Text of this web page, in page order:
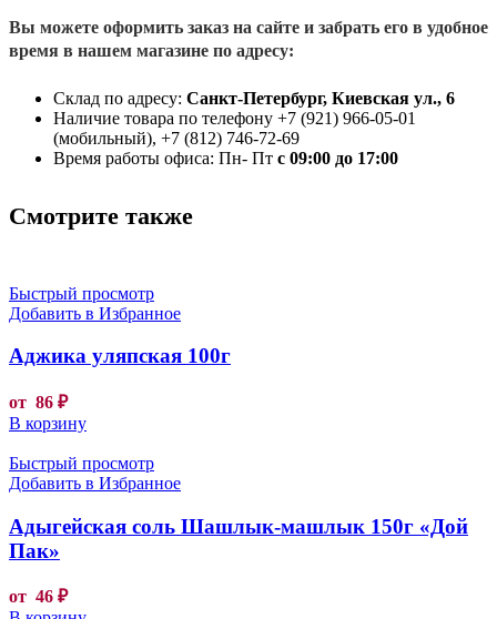
Вы можете оформить заказ на сайте и забрать его в удобное
время в нашем магазине по адресу:
Склад по адресу: Санкт-Петербург, Киевская ул., 6
Наличие товара по телефону +7 (921) 966-05-01
(мобильный), +7 (812) 746-72-69
Время работы офиса: Пн- Пт с 09:00 до 17:00
Смотрите также
Быстрый просмотр
Добавить в Избранное
Аджика уляпская 100г
от 86 ₽
В корзину
Быстрый просмотр
Добавить в Избранное
Адыгейская соль Шашлык-машлык 150г «Дой
Пак»
от 46 ₽